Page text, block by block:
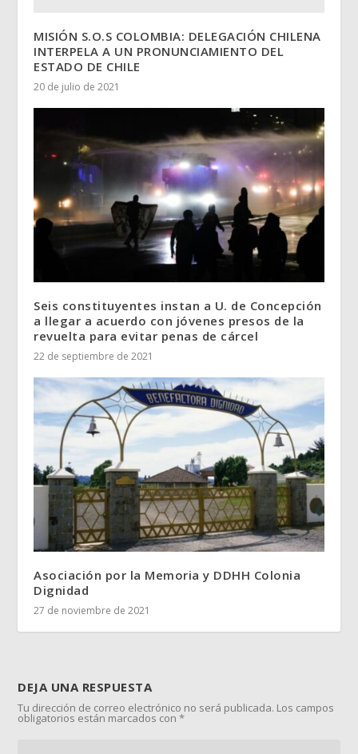
MISIÓN S.O.S COLOMBIA: DELEGACIÓN CHILENA
INTERPELA A UN PRONUNCIAMIENTO DEL
ESTADO DE CHILE
20 de julio de 2021
Seis constituyentes instan a U. de Concepción
a llegar a acuerdo con jóvenes presos de la
revuelta para evitar penas de cárcel
22 de septiembre de 2021
Asociación por la Memoria y DDHH Colonia
Dignidad
27 de noviembre de 2021
DEJA UNA RESPUESTA
Tu dirección de correo electrónico no será publicada. Los campos
obligatorios están marcados con*